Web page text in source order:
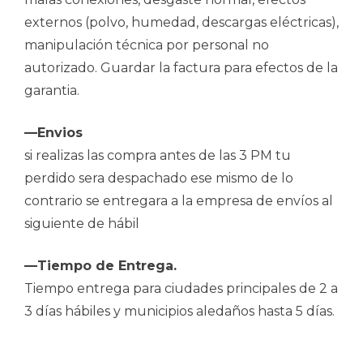
externos (polvo, humedad, descargas eléctricas),
manipulación técnica por personal no
autorizado. Guardar la factura para efectos de la
garantia.
—Envios
si realizas las compra antes de las 3 PM tu
perdido sera despachado ese mismo de lo
contrario se entregara a la empresa de envíos al
siguiente de hábil
—Tiempo de Entrega.
Tiempo entrega para ciudades principales de 2 a
3 días hábiles y municipios aledaños hasta 5 días.